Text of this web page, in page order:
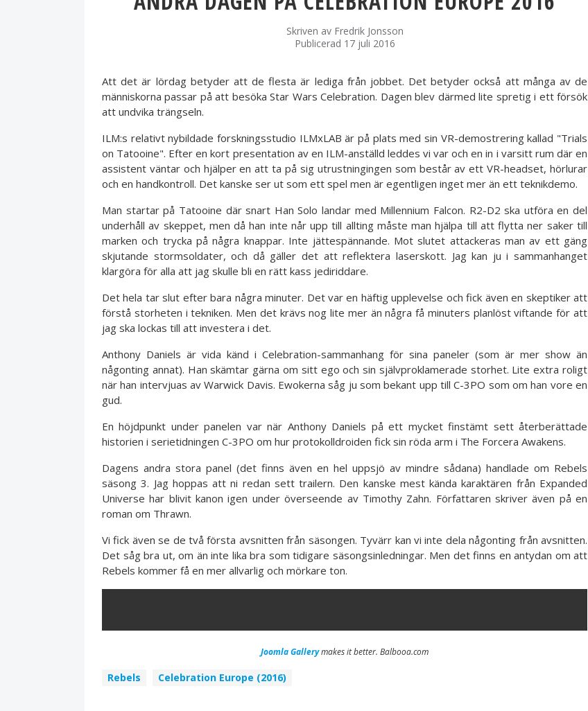
Skriven av Fredrik Jonsson
Publicerad 17 juli 2016
Att det är lördag betyder att de flesta är lediga från jobbet. Det betyder också att många av de
människorna passar på att besöka Star Wars Celebration. Dagen blev därmed lite spretig i ett försök
att undvika trängseln.
ILM:s relativt nybildade forskningsstudio ILMxLAB är på plats med sin VR-demostrering kallad "Trials
on Tatooine". Efter en kort presentation av en ILM-anställd leddes vi var och en in i varsitt rum där en
assistent väntar och hjälper en att ta på sig utrustningingen som består av ett VR-headset, hörlurar
och en handkontroll. Det kanske ser ut som ett spel men är egentligen inget mer än ett teknikdemo.
Man startar på Tatooine där snart Han Solo landar med Millennium Falcon. R2-D2 ska utföra en del
underhåll av skeppet, men då han inte når upp till allting måste man hjälpa till att flytta ner saker till
marken och trycka på några knappar. Inte jättespännande. Mot slutet attackeras man av ett gäng
skjutande stormsoldater, och då gäller det att reflektera laserskott. Jag kan ju i sammanhanget
klargöra för alla att jag skulle bli en rätt kass jediriddare.
Det hela tar slut efter bara några minuter. Det var en häftig upplevelse och fick även en skeptiker att
förstå storheten i tekniken. Men det krävs nog lite mer än några få minuters planlöst viftande för att
jag ska lockas till att investera i det.
Anthony Daniels är vida känd i Celebration-sammanhang för sina paneler (som är mer show än
någonting annat). Han skämtar gärna om sitt ego och sin självproklamerade storhet. Lite extra roligt
när han intervjuas av Warwick Davis. Ewokerna såg ju som bekant upp till C-3PO som om han vore en
gud.
En höjdpunkt under panelen var när Anthony Daniels på ett mycket finstämt sett återberättade
historien i serietidningen C-3PO om hur protokolldroiden fick sin röda arm i The Forcera Awakens.
Dagens andra stora panel (det finns även en hel uppsjö av mindre sådana) handlade om Rebels
säsong 3. Jag hoppas att ni redan sett trailern. Den kanske mest kända karaktären från Expanded
Universe har blivit kanon igen under överseende av Timothy Zahn. Författaren skriver även på en
roman om Thrawn.
Vi fick även se de två första avsnitten från säsongen. Tyvärr kan vi inte dela någonting från avsnitten.
Det såg bra ut, om än inte lika bra som tidigare säsongsinledningar. Men det finns en antydan om att
Rebels kommer få en mer allvarlig och mörkare ton.
Joomla Gallerymakes it better. Balbooa.com
Rebels Celebration Europe (2016)